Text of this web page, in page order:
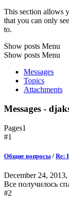
This section allows
that you can only
to.
Show posts Menu
Show posts Menu
Messages
Topics
Attachments
Messages -
Pages1
#1
Общие вопросы / Re:
December 24,
Все получилось
#2